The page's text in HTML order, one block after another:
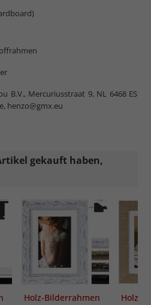
B.V., Mercuriusstraat 9, NL 6468 ES
henzo@gmx.eu
gekauft haben,
Holz-Bilderrahmen
Holz-